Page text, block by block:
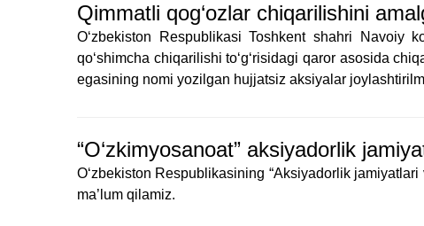
Qimmatli qog‘ozlar chiqarilishini
O‘zbekiston Respublikasi Toshkent shahri Navoiy
qo‘shimcha chiqarilishi to‘g‘risidagi qaror asosida
egasining nomi yozilgan hujjatsiz aksiyalar
“O‘zkimyosanoat” aksiyadorlik
O‘zbekiston Respublikasining “Aksiyadorlik
ma’lum qilamiz.